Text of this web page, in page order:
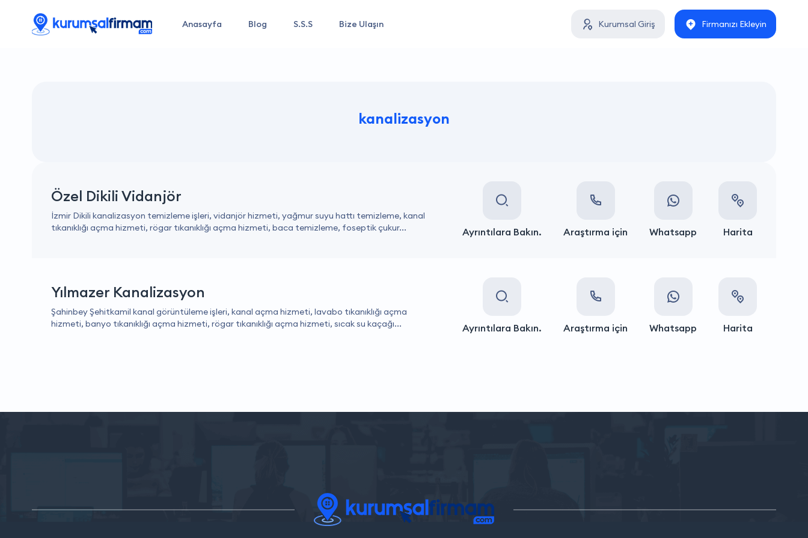
Anasayfa Blog S.S.S Bize Ulaşın Kurumsal Giriş Firmanızı Ekleyin
kanalizasyon
Özel Dikili Vidanjör
İzmir Dikili kanalizasyon temizleme işleri, vidanjör hizmeti, yağmur suyu hattı temizleme, kanal
tıkanıklığı açma hizmeti, rögar tıkanıklığı açma hizmeti, baca temizleme, foseptik çukur...
Ayrıntılara Bakın. Araştırma için Whatsapp Harita
Yılmazer Kanalizasyon
Şahinbey Şehitkamil kanal görüntüleme işleri, kanal açma hizmeti, lavabo tıkanıklığı açma
hizmeti, banyo tıkanıklığı açma hizmeti, rögar tıkanıklığı açma hizmeti, sıcak su kaçağı...
Ayrıntılara Bakın. Araştırma için Whatsapp Harita